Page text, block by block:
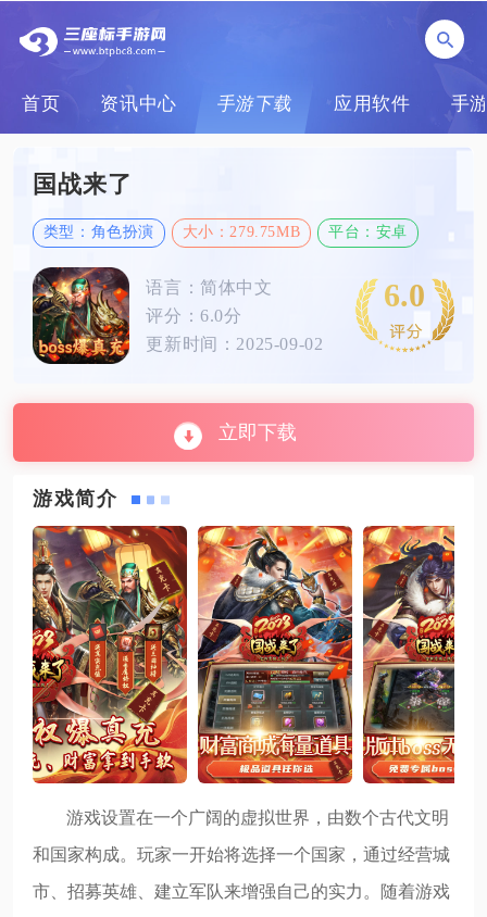
首页 资讯中心 手游下载 应用软件 手
国战来了
类型：角色扮演 大小：279.75MB 平台：安卓
语言：简体中文
评分：6.0分
更新时间：2025-09-02
6.0
立即下载
游戏简介
游戏设置在一个广阔的虚拟世界，由数个古代文明
和国家构成。玩家一开始将选择一个国家，通过经营城
市、招募英雄、建立军队来增强自己的实力。随着游戏